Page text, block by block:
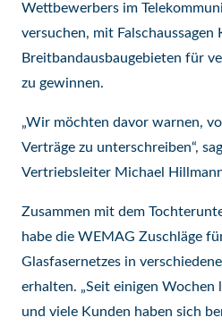
Wettbewerbers im
versuchen, mit
Breitbandausbaugebieten für
zu gewinnen.
„Wir möchten davor warnen,
Verträge zu unterschreiben“,
Vertriebsleiter Michael
Zusammen mit dem
habe die WEMAG Zuschläge
Glasfasernetzes in
erhalten. „Seit einigen Wochen
und viele Kunden haben sich